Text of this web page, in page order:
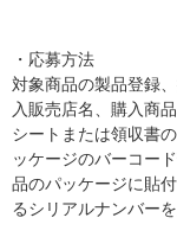
・応募方法
対象商品の製品登録
入販売店名、購入商
シートまたは領収書
ッケージのバーコー
品のパッケージに貼
るシリアルナンバー